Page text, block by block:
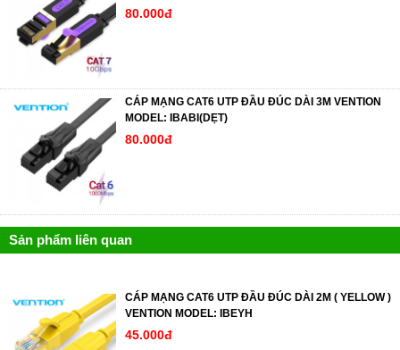
80.000đ
CÁP MẠNG CAT6 UTP ĐẦU ĐÚC DÀI 3M VENTION
MODEL: IBABI(DẸT)
80.000đ
Sản phẩm liên quan
CÁP MẠNG CAT6 UTP ĐẦU ĐÚC DÀI 2M ( YELLOW )
VENTION MODEL: IBEYH
45.000đ